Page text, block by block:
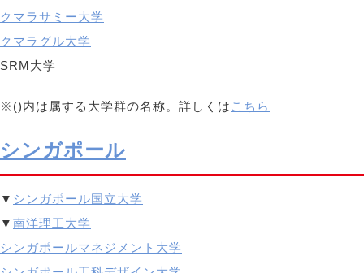
クマラサミー大学
クマラグル大学
SRM大学
※()内は属する大学群の名称。詳しくは こちら
シンガポール
▼ シンガポール国立大学
▼ 南洋理工大学
シンガポールマネジメント大学